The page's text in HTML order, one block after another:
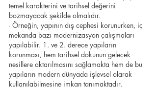
temel karakterini ve tarihsel değerini
bozmayacak şekilde olmalıdır.
- Örneğin, yapının dış cephesi korunurken, iç
mekanda bazı modernizasyon çalışmaları
yapılabilir. 1. ve 2. derece yapıların
korunması, hem tarihsel dokunun gelecek
nesillere aktarılmasını sağlamakta hem de bu
yapıların modern dünyada işlevsel olarak
kullanılabilmesine imkan tanımaktadır.